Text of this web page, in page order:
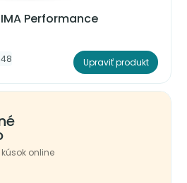
Performance
Upraviť produkt
online